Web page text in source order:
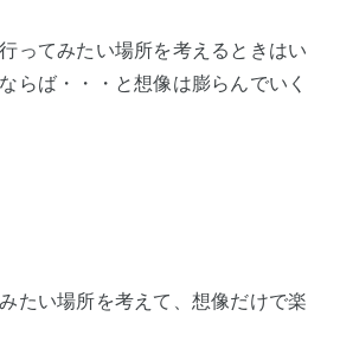
ってみたい場所を考えるときはい
らば・・・と想像は膨らんでいく
たい場所を考えて、想像だけで楽